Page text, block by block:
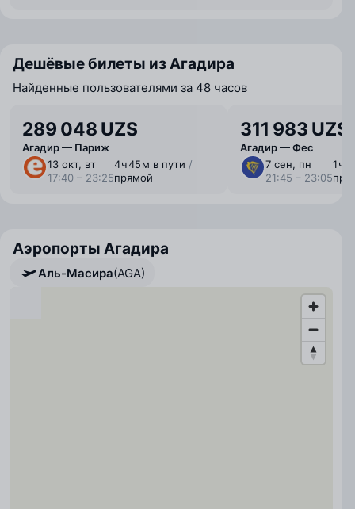
Дешёвые билеты из Агадира
Найденные пользователями за 48 часов
289 048 UZS
Агадир — Париж
13 окт, вт
17:40 – 23:25
4 ⁠ч 45 ⁠м в пути /
прямой
311 983 UZS
Агадир — Фес
7 сен, пн
21:45 – 23:05
1 ⁠ч
Аэропорты Агадира
Аль-Масира(AGA)